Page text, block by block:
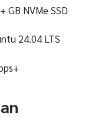
GB NVMe SSD
24.04 LTS